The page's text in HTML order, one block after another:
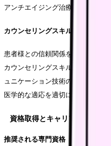
アンチエイジング治療、美容外科
カウンセリングスキル
患者様との信頼関係を構築し、適
カウンセリングスキルも重要です
ュニケーション技術の向上が求め
医学的な適応を適切に判断する能
資格取得とキャリアアップ
推奨される専門資格